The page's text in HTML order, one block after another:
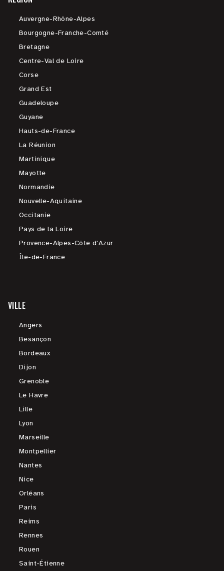
Auvergne-Rhône-Alpes
Bourgogne-Franche-Comté
Bretagne
Centre-Val de Loire
Corse
Grand Est
Guadeloupe
Guyane
Hauts-de-France
La Réunion
Martinique
Mayotte
Normandie
Nouvelle-Aquitaine
Occitanie
Pays de la Loire
Provence-Alpes-Côte d'Azur
Île-de-France
VILLE
Angers
Besançon
Bordeaux
Dijon
Grenoble
Le Havre
Lille
Lyon
Marseille
Montpellier
Nantes
Nice
Orléans
Paris
Reims
Rennes
Rouen
Saint-Étienne